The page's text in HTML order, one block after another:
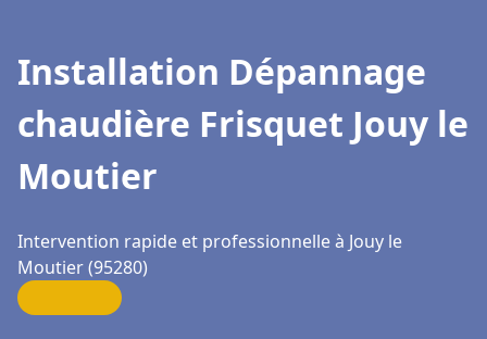
Installation Dépannage
chaudière Frisquet Jouy le
Moutier
Intervention rapide et professionnelle à Jouy le
Moutier (95280)